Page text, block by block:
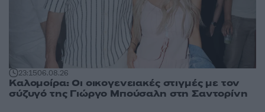
23:1506.08.26
Καλομοίρα: Οι οικογενειακές στιγμές με τον
σύζυγό της Γιώργο Μπούσαλη στη Σαντορίνη